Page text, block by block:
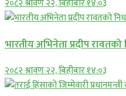
२०८२ श्रावण २२, बिहीबार १४:०३
भारतीय अभिनेता प्रदीप
२०८२ श्रावण २२, बिहीबार १४:०३